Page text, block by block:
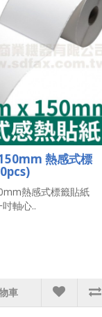
熱感式標
熱感式標籤貼紙
軸心..
車